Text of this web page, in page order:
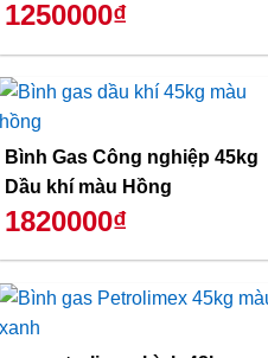
1250000₫
Bình Gas Công nghiệp 45kg
Dầu khí màu Hồng
1820000₫